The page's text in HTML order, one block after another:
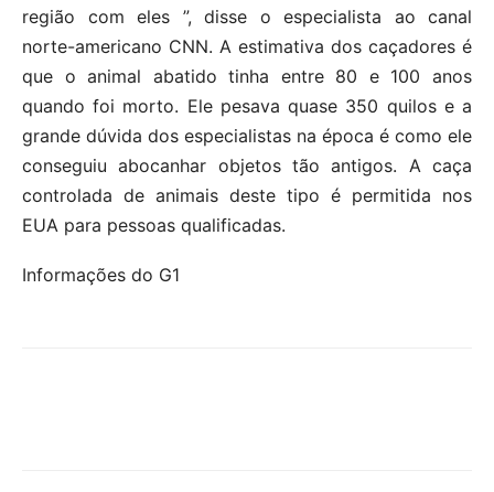
região com eles ”, disse o especialista ao canal
norte-americano CNN. A estimativa dos caçadores é
que o animal abatido tinha entre 80 e 100 anos
quando foi morto. Ele pesava quase 350 quilos e a
grande dúvida dos especialistas na época é como ele
conseguiu abocanhar objetos tão antigos. A caça
controlada de animais deste tipo é permitida nos
EUA para pessoas qualificadas.
Informações do G1